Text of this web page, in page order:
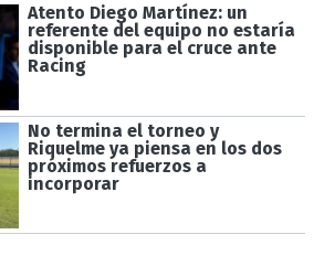
Atento Diego Martínez: un
referente del equipo no estaría
disponible para el cruce ante
Racing
No termina el torneo y
Riquelme ya piensa en los dos
próximos refuerzos a
incorporar